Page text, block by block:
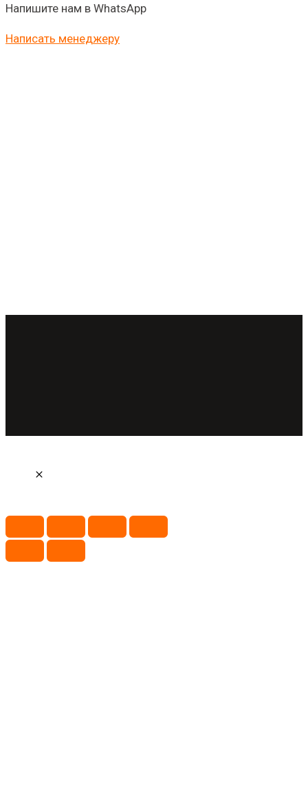
Напишите нам в WhatsApp
Написать менеджеру